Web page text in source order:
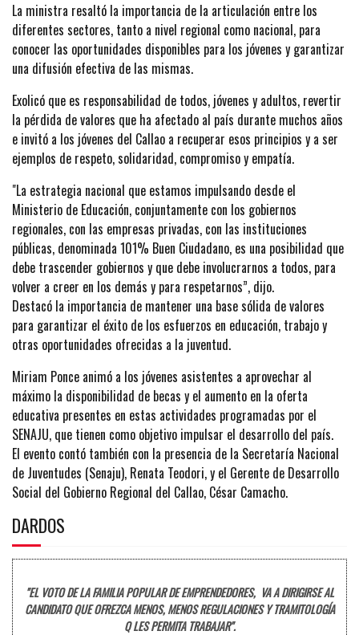
La ministra resaltó la importancia de la articulación entre los
diferentes sectores, tanto a nivel regional como nacional, para
conocer las oportunidades disponibles para los jóvenes y garantizar
una difusión efectiva de las mismas.
Exolicó que es responsabilidad de todos, jóvenes y adultos, revertir
la pérdida de valores que ha afectado al país durante muchos años
e invitó a los jóvenes del Callao a recuperar esos principios y a ser
ejemplos de respeto, solidaridad, compromiso y empatía.
"La estrategia nacional que estamos impulsando desde el
Ministerio de Educación, conjuntamente con los gobiernos
regionales, con las empresas privadas, con las instituciones
públicas, denominada 101% Buen Ciudadano, es una posibilidad que
debe trascender gobiernos y que debe involucrarnos a todos, para
volver a creer en los demás y para respetarnos”, dijo.
Destacó la importancia de mantener una base sólida de valores
para garantizar el éxito de los esfuerzos en educación, trabajo y
otras oportunidades ofrecidas a la juventud.
Miriam Ponce animó a los jóvenes asistentes a aprovechar al
máximo la disponibilidad de becas y el aumento en la oferta
educativa presentes en estas actividades programadas por el
SENAJU, que tienen como objetivo impulsar el desarrollo del país.
El evento contó también con la presencia de la Secretaría Nacional
de Juventudes (Senaju), Renata Teodori, y el Gerente de Desarrollo
Social del Gobierno Regional del Callao, César Camacho.
DARDOS
"EL VOTO DE LA FAMILIA POPULAR DE EMPRENDEDORES, VA A DIRIGIRSE AL
CANDIDATO QUE OFREZCA MENOS, MENOS REGULACIONES Y TRAMITOLOGÍA
Q LES PERMITA TRABAJAR".